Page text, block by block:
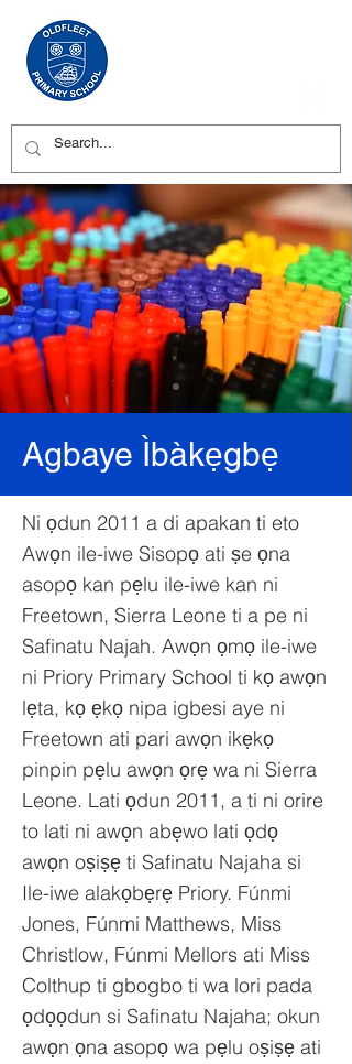
Agbaye Ìbàkẹgbẹ
Ni ọdun 2011 a di apakan ti eto
Awọn ile-iwe Sisopọ ati ṣe ọna
asopọ kan pẹlu ile-iwe kan ni
Freetown, Sierra Leone ti a pe ni
Safinatu Najah. Awọn ọmọ ile-iwe
ni Priory Primary School ti kọ awọn
lẹta, kọ ẹkọ nipa igbesi aye ni
Freetown ati pari awọn ikẹkọ
pinpin pẹlu awọn ọrẹ wa ni Sierra
Leone. Lati ọdun 2011, a ti ni orire
to lati ni awọn abẹwo lati ọdọ
awọn oṣiṣẹ ti Safinatu Najaha si
Ile-iwe alakọbẹrẹ Priory. Fúnmi
Jones, Fúnmi Matthews, Miss
Christlow, Fúnmi Mellors ati Miss
Colthup ti gbogbo ti wa lori pada
ọdọọdun si Safinatu Najaha; okun
awọn ọna asopọ wa pẹlu oṣiṣẹ ati